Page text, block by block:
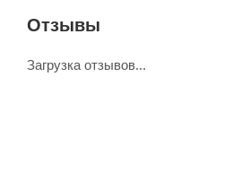
Отзывы
Загрузка отзывов...